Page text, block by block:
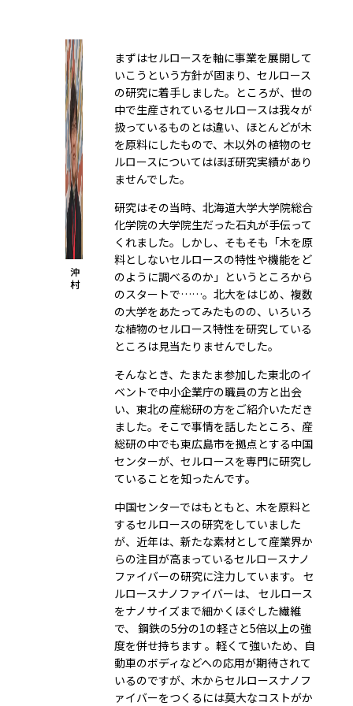
沖
村
まずはセルロースを軸に事業を展開して
いこうという方針が固まり、セルロース
の研究に着手しました。ところが、世の
中で生産されているセルロースは我々が
扱っているものとは違い、ほとんどが木
を原料にしたもので、木以外の植物のセ
ルロースについてはほぼ研究実績があり
ませんでした。
研究はその当時、北海道大学大学院総合
化学院の大学院生だった石丸が手伝って
くれました。しかし、そもそも「木を原
料としないセルロースの特性や機能をど
のように調べるのか」というところから
のスタートで……。北大をはじめ、複数
の大学をあたってみたものの、いろいろ
な植物のセルロース特性を研究している
ところは見当たりませんでした。
そんなとき、たまたま参加した東北のイ
ベントで中小企業庁の職員の方と出会
い、東北の産総研の方をご紹介いただき
ました。そこで事情を話したところ、産
総研の中でも東広島市を拠点とする中国
センターが、セルロースを専門に研究し
ていることを知ったんです。
中国センターではもともと、木を原料と
するセルロースの研究をしていました
が、近年は、新たな素材として産業界か
らの注目が高まっているセルロースナノ
ファイバーの研究に注力しています。 セ
ルロースナノファイバーは、 セルロース
をナノサイズまで細かくほぐした繊維
で、 鋼鉄の5分の1の軽さと5倍以上の強
度を併せ持ちます 。軽くて強いため、自
動車のボディなどへの応用が期待されて
いるのですが、木からセルロースナノフ
ァイバーをつくるには莫大なコストがか